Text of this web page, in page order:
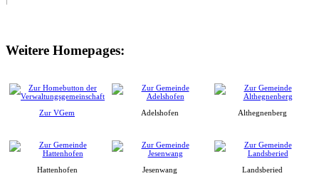
Weitere Homepages:
Zur VGem Adelshofen Althegnenberg
Hattenhofen Jesenwang Landsberied